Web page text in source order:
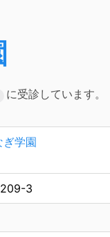
に受診しています。
学園
3